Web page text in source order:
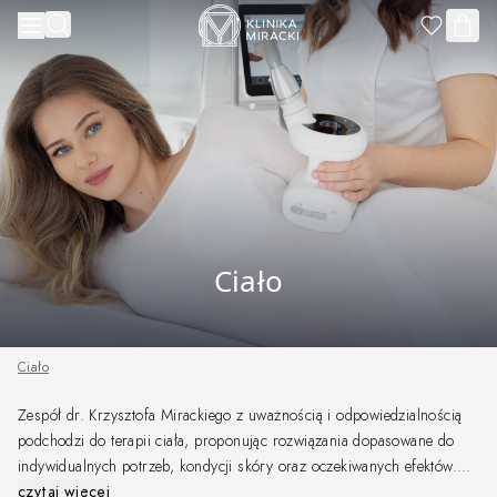
Przejdź do treści
Ciało
Ciało
Zespół dr. Krzysztofa Mirackiego z uważnością i odpowiedzialnością
podchodzi do terapii ciała, proponując rozwiązania dopasowane do
indywidualnych potrzeb, kondycji skóry oraz oczekiwanych efektów.
Dzięki doświadczeniu naszych Specjalistów oraz nowoczesnym
czytaj więcej